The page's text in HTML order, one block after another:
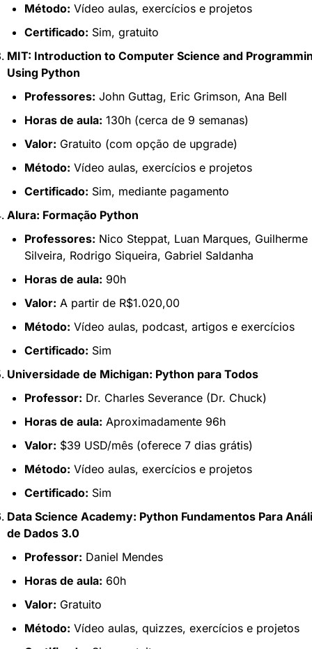
Método: Vídeo aulas, exercícios e projetos
Certificado: Sim, gratuito
MIT: Introduction to Computer Science and
Using Python
Professores: John Guttag, Eric Grimson, Ana Bell
Horas de aula: 130h (cerca de 9 semanas)
Valor: Gratuito (com opção de upgrade)
Método: Vídeo aulas, exercícios e projetos
Certificado: Sim, mediante pagamento
Alura: Formação Python
Professores: Nico Steppat, Luan Marques, Guilherme
Silveira, Rodrigo Siqueira, Gabriel Saldanha
Horas de aula: 90h
Valor: A partir de R$1.020,00
Método: Vídeo aulas, podcast, artigos e exercícios
Certificado: Sim
Universidade de Michigan: Python para Todos
Professor: Dr. Charles Severance (Dr. Chuck)
Horas de aula: Aproximadamente 96h
Valor: $39 USD/mês (oferece 7 dias grátis)
Método: Vídeo aulas, exercícios e projetos
Certificado: Sim
Data Science Academy: Python Fundamentos Para
de Dados 3.0
Professor: Daniel Mendes
Horas de aula: 60h
Valor: Gratuito
Método: Vídeo aulas, quizzes, exercícios e projetos